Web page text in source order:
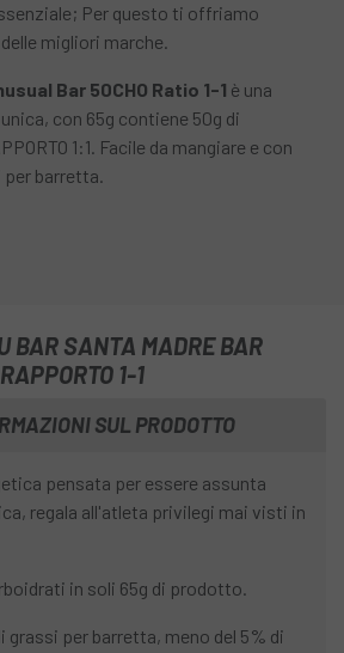
Per questo ti offriamo
migliori marche.
Bar 50CHO Ratio 1-1 è una
con 65g contiene 50g di
1:1. Facile da mangiare e con
per barretta.
BAR SANTA MADRE BAR
1-1
SUL PRODOTTO
pensata per essere assunta
regala all'atleta privilegi mai visti in
in soli 65g di prodotto.
grassi per barretta, meno del 5% di